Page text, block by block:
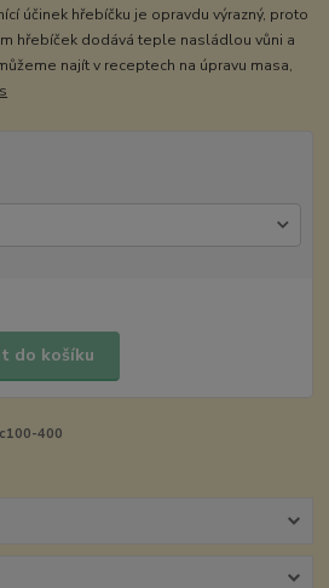
účinek hřebíčku je opravdu výrazný, proto
hřebíček dodává teple nasládlou vůni a
najít v receptech na úpravu masa,
do košíku
400